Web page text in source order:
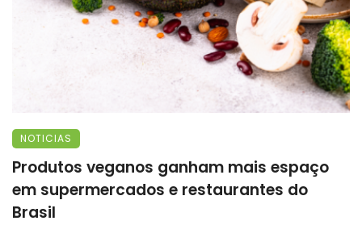
NOTICIAS
Produtos veganos ganham mais espaço
em supermercados e restaurantes do
Brasil